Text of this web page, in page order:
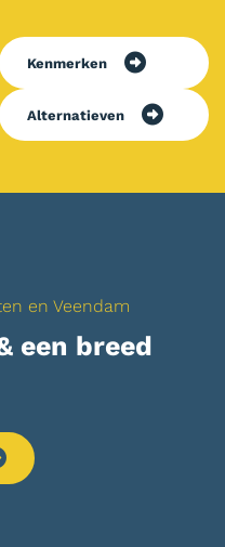
Kenmerken
Alternatieven
en Veendam
een breed